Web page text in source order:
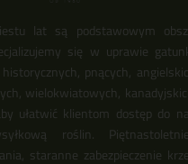
lat są podstawowym
się w uprawie
pnących,
wielokwiatowych,
ułatwić klientom dostęp do
roślin.
staranne zabezpieczenie